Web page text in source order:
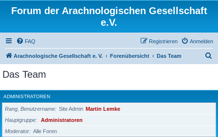
Forum der Arachnologischen Gesellschaft
e.V.
FAQ Anmelden
Registrieren
Arachnologische Gesellschaft e. V. Forenübersicht Das Team
h
e
Das Team
ADMINISTRATOREN
Rang, Benutzername Site Admin Martin Lemke
Hauptgruppe
Administratoren
Moderator
Alle Foren